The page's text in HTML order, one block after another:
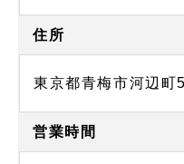
住所
東京都青梅市河辺町
営業時間